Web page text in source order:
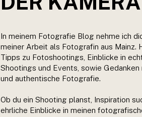
In meinem Fotografie Blog nehme ich
meiner Arbeit als Fotografin aus Mainz.
Tipps zu Fotoshootings, Einblicke in
Shootings und Events, sowie Gedanken
und authentische Fotografie.
Ob du ein Shooting planst, Inspiration
ehrliche Einblicke in meinen